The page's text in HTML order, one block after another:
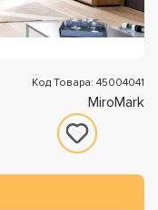
Код Товара: 45004041
MiroMark